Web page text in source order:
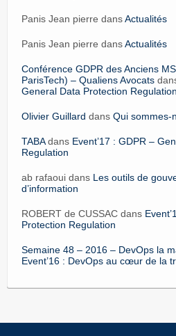
Panis Jean pierre dansActualités
Panis Jean pierre dansActualités
Conférence GDPR des Anciens
ParisTech) – Qualiens Avocats
General Data Protection Regulation
Olivier Guillard dans Qui sommes-
TABAdans Event’17 : GDPR –
Regulation
ab rafaoui dans Les outils de
d’information
ROBERT de CUSSAC dans
Protection Regulation
Semaine 48 – 2016 – DevOps la
Event’16 : DevOps au cœur de la